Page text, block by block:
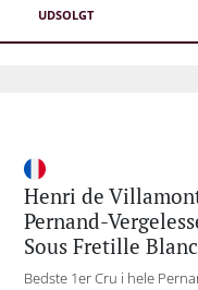
UDSOLGT
Henri de
Pernand-
Sous Fretille
Bedste 1er Cru i hele